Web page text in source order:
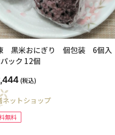
黒米おにぎり 個包装 6個入
ック 12個
(税込)
ネットショップ
無料